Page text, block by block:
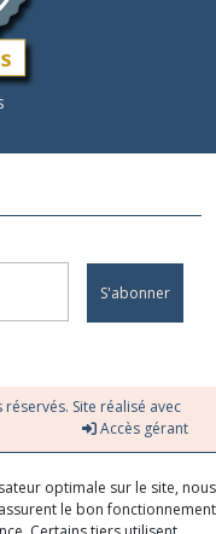
S'abonner
Site réalisé avec
Accès gérant
optimale sur le site, nous
le bon fonctionnement